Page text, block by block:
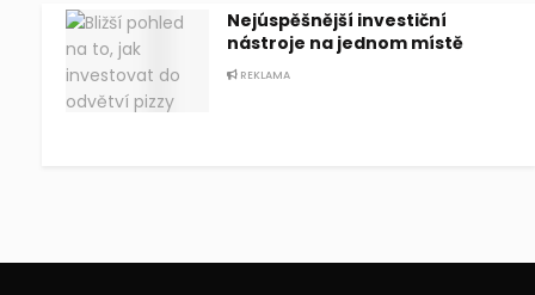
Nejúspěšnější investiční
nástroje na jednom místě
REKLAMA